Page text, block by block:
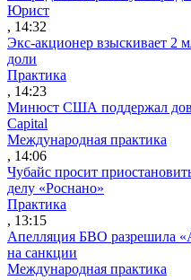
Юрист
, 14:32
Экс-акционер взыскивает 2
доли
Практика
, 14:23
Минюст США поддержал
Capital
Международная практика
, 14:06
Чубайс просит
делу «Роснано»
Практика
, 13:15
Апелляция БВО разрешила
на санкции
Международная практика